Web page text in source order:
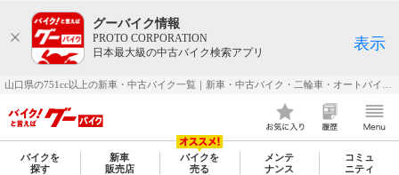
グーバイク情報
PROTO CORPORATION
日本最大級の中古バイク検索アプリ
表示
バイクを
探す
新車
販売店
バイクを
売る
メンテ
ナンス
コミュ
ニティ